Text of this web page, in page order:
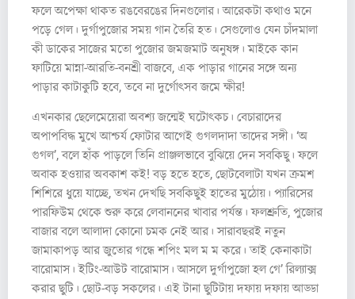
ফলে অপেক্ষা থাকত রঙবেরঙের দিনগুলোর। আরেকটা কথাও মনে
পড়ে গেল। দুর্গাপুজোর সময় গান তৈরি হত। সেগুলোও যেন চাঁদমালা
কী ডাকের সাজের মতো পুজোর জমজমাট অনুষঙ্গ। মাইকে কান
ফাটিয়ে মান্না-আরতি-বনশ্রী বাজবে, এক পাড়ার গানের সঙ্গে অন্য
পাড়ার কাটাকুটি হবে, তবে না দুর্গোৎসব জমে ক্ষীর!
এখনকার ছেলেমেয়েরা অবশ্য জন্মেই ঘটোৎকচ। বেচারাদের
অপাপবিদ্ধ মুখে আশ্চর্য ফোটার আগেই গুগলদাদা তাদের সঙ্গী। ‘অ
গুগল’, বলে হাঁক পাড়লে তিনি প্রাঞ্জলভাবে বুঝিয়ে দেন সবকিছু। ফলে
অবাক হওয়ার অবকাশ কই! বড় হতে হতে, ছোটবেলাটা যখন ক্রমশ
শিশিরে ধুয়ে যাচ্ছে, তখন দেখছি সবকিছুই হাতের মুঠোয়। প্যারিসের
পারফিউম থেকে শুরু করে লেবাননের খাবার পর্যন্ত। ফলশ্রুতি, পুজোর
বাজার বলে আলাদা কোনো চমক নেই আর। সারাবছরই নতুন
জামাকাপড় আর জুতোর গন্ধে শপিং মল ম ম করে। তাই কেনাকাটা
বারোমাস। ইটিং-আউট বারোমাস। আসলে দুর্গাপুজো হল গে’ রিল্যাক্স
করার ছুটি। ছোট-বড় সকলের। এই টানা ছুটিটায় দফায় দফায় আড্ডা